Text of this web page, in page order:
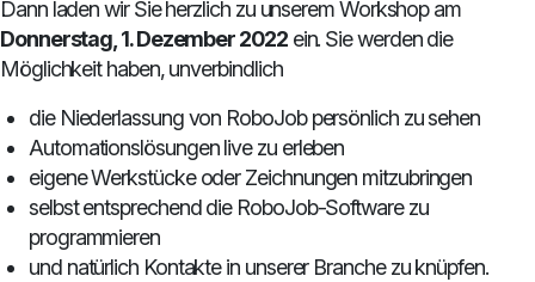
Dann laden wir Sie herzlich zu unserem Workshop am
Donnerstag, 1. Dezember 2022ein. Sie werden die
Möglichkeit haben, unverbindlich
die Niederlassung von RoboJob persönlich zu sehen
Automationslösungen live zu erleben
eigene Werkstücke oder Zeichnungen mitzubringen
selbst entsprechend die RoboJob-Software zu
programmieren
und natürlich Kontakte in unserer Branche zu knüpfen.